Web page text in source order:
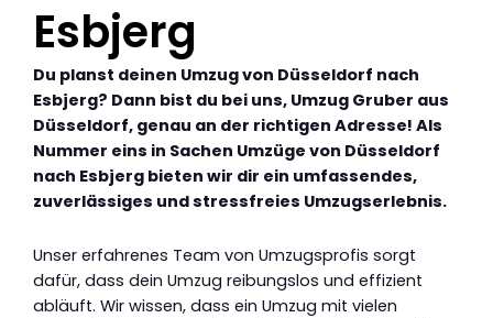
Esbjerg
Du planst deinen Umzug von Düsseldorf nach
Esbjerg? Dann bist du bei uns, Umzug Gruber aus
Düsseldorf, genau an der richtigen Adresse! Als
Nummer eins in Sachen Umzüge von Düsseldorf
nach Esbjerg bieten wir dir ein umfassendes,
zuverlässiges und stressfreies Umzugserlebnis.
Unser erfahrenes Team von Umzugsprofis sorgt
dafür, dass dein Umzug reibungslos und effizient
abläuft. Wir wissen, dass ein Umzug mit vielen